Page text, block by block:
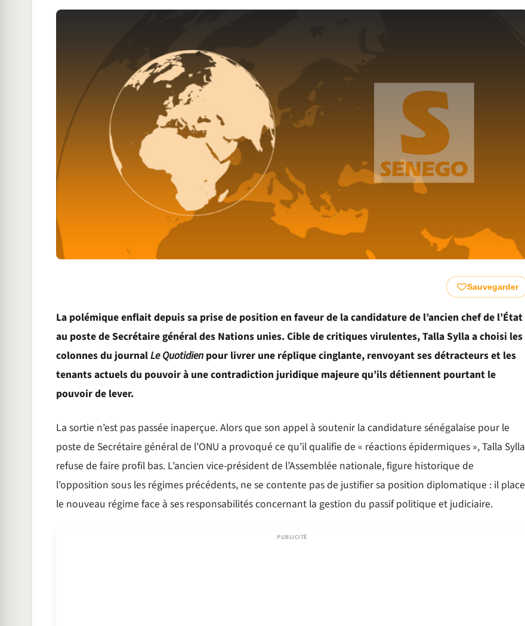
Sauvegarder
La polémique enflait depuis sa prise de position en faveur de la candidature de l’ancien chef de l’État
au poste de Secrétaire général des Nations unies. Cible de critiques virulentes, Talla Sylla a choisi les
colonnes du journalLe Quotidienpour livrer une réplique cinglante, renvoyant ses détracteurs et les
tenants actuels du pouvoir à une contradiction juridique majeure qu’ils détiennent pourtant le
pouvoir de lever.
La sortie n’est pas passée inaperçue. Alors que son appel à soutenir la candidature sénégalaise pour le
poste de Secrétaire général de l’ONU a provoqué ce qu’il qualifie de « réactions épidermiques », Talla Sylla
refuse de faire profil bas. L’ancien vice-président de l’Assemblée nationale, figure historique de
l’opposition sous les régimes précédents, ne se contente pas de justifier sa position diplomatique : il place
le nouveau régime face à ses responsabilités concernant la gestion du passif politique et judiciaire.